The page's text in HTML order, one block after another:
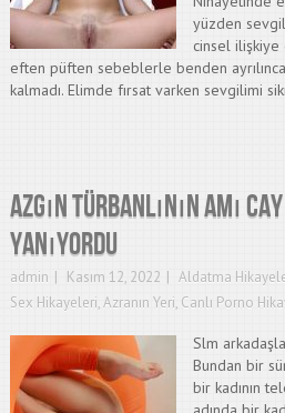
yüzden
cinsel ilişkiye
eften püften sebeblerle benden
kalmadı. Elimde fırsat varken sevgilimi
Azgın Türbanlının Amı
Yanıyordu
admin Kasım 12, 2022 Aldatma
Sex Hikayeleri,Azranın Yeri, Canlı Porno
Slm
Bundan bir
bir kadının